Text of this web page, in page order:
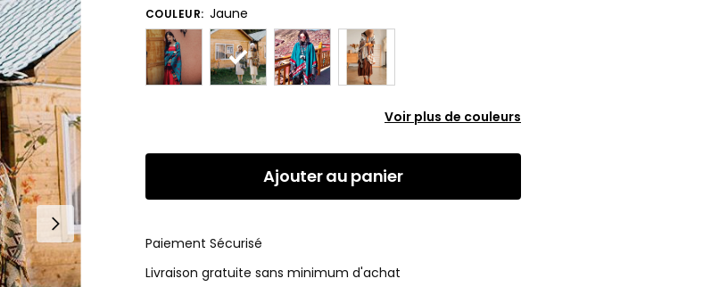
COULEUR: Jaune
Voir plus de couleurs
Ajouter au panier
Paiement Sécurisé
Livraison gratuite sans minimum d'achat